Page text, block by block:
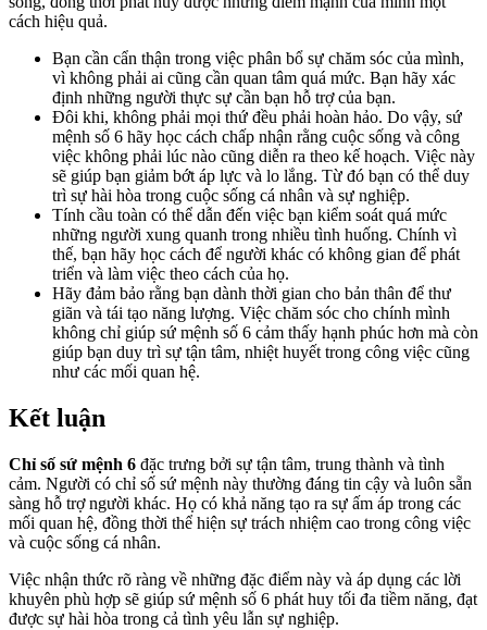
cách hiệu quả.
Bạn cần cẩn thận trong việc phân bổ sự chăm sóc của mình,
vì không phải ai cũng cần quan tâm quá mức. Bạn hãy xác
định những người thực sự cần bạn hỗ trợ của bạn.
Đôi khi, không phải mọi thứ đều phải hoàn hảo. Do vậy, sứ
mệnh số 6 hãy học cách chấp nhận rằng cuộc sống và công
việc không phải lúc nào cũng diễn ra theo kế hoạch. Việc này
sẽ giúp bạn giảm bớt áp lực và lo lắng. Từ đó bạn có thể duy
trì sự hài hòa trong cuộc sống cá nhân và sự nghiệp.
Tính cầu toàn có thể dẫn đến việc bạn kiểm soát quá mức
những người xung quanh trong nhiều tình huống. Chính vì
thế, bạn hãy học cách để người khác có không gian để phát
triển và làm việc theo cách của họ.
Hãy đảm bảo rằng bạn dành thời gian cho bản thân để thư
giãn và tái tạo năng lượng. Việc chăm sóc cho chính mình
không chỉ giúp sứ mệnh số 6 cảm thấy hạnh phúc hơn mà còn
giúp bạn duy trì sự tận tâm, nhiệt huyết trong công việc cũng
như các mối quan hệ.
Kết luận
Chỉ số sứ mệnh 6 đặc trưng bởi sự tận tâm, trung thành và tình
cảm. Người có chỉ số sứ mệnh này thường đáng tin cậy và luôn sẵn
sàng hỗ trợ người khác. Họ có khả năng tạo ra sự ấm áp trong các
mối quan hệ, đồng thời thể hiện sự trách nhiệm cao trong công việc
và cuộc sống cá nhân.
Việc nhận thức rõ ràng về những đặc điểm này và áp dụng các lời
khuyên phù hợp sẽ giúp sứ mệnh số 6 phát huy tối đa tiềm năng, đạt
được sự hài hòa trong cả tình yêu lẫn sự nghiệp.